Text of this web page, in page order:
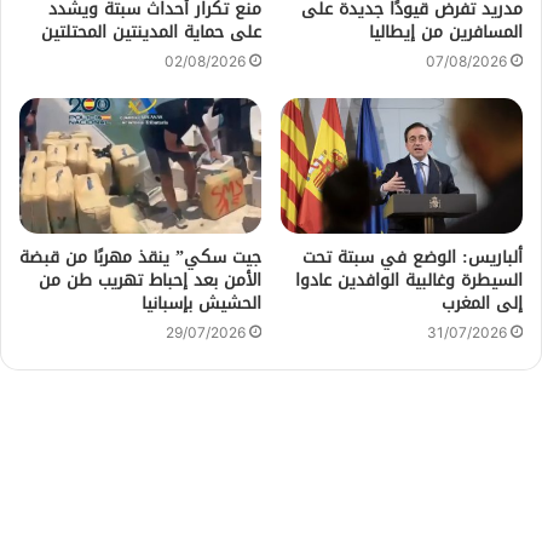
مدريد تفرض قيودًا جديدة على
المسافرين من إيطاليا
07/08/2026
منع تكرار أحداث سبتة ويشدد
على حماية المدينتين المحتلتين
02/08/2026
ألباريس: الوضع في سبتة تحت
السيطرة وغالبية الوافدين عادوا
إلى المغرب
31/07/2026
جيت سكي” ينقذ مهربًا من قبضة
الأمن بعد إحباط تهريب طن من
الحشيش بإسبانيا
29/07/2026